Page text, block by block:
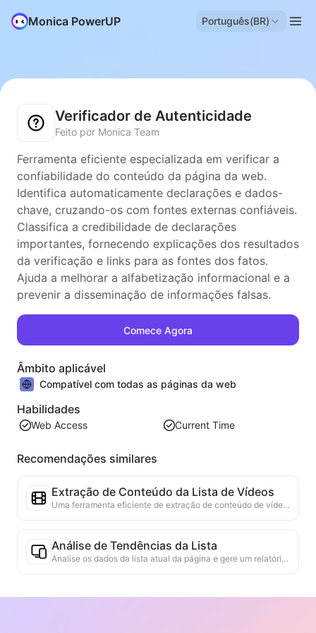
Monica PowerUP Português(BR)
Verificador de Autenticidade
Feito por Monica Team
Ferramenta eficiente especializada em verificar a
confiabilidade do conteúdo da página da web.
Identifica automaticamente declarações e dados-
chave, cruzando-os com fontes externas confiáveis.
Classifica a credibilidade de declarações
importantes, fornecendo explicações dos resultados
da verificação e links para as fontes dos fatos.
Ajuda a melhorar a alfabetização informacional e a
prevenir a disseminação de informações falsas.
Comece Agora
Âmbito aplicável
Compatível com todas as páginas da web
Habilidades
Web Access Current Time
Recomendações similares
Extração de Conteúdo da Lista de Vídeos
Uma ferramenta eficiente de extração de conteúdo de vídeo da web, capaz de escanear rapidamente páginas da web e organizar as informações de vídeo em uma tabela Markdown estruturada.
Análise de Tendências da Lista
Analise os dados da lista atual da página e gere um relatório de tendências. Identifique categorias populares, tipos de produtos em rápida ascensão e tecnologias emergentes. Forneça insights de mercado em tempo real para ajudá-lo a entender as últimas tendências de produtos e movimentos do mercado.
Assistente de Colaboração Comercial